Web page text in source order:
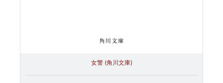
女警 (角川文庫)